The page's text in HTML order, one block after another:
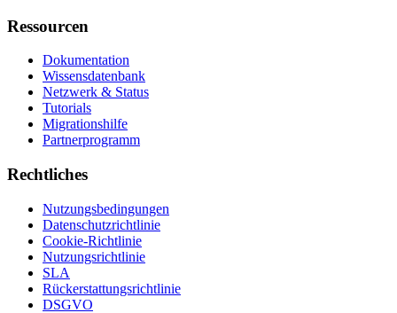
Ressourcen
Dokumentation
Wissensdatenbank
Netzwerk & Status
Tutorials
Migrationshilfe
Partnerprogramm
Rechtliches
Nutzungsbedingungen
Datenschutzrichtlinie
Cookie-Richtlinie
Nutzungsrichtlinie
SLA
Rückerstattungsrichtlinie
DSGVO